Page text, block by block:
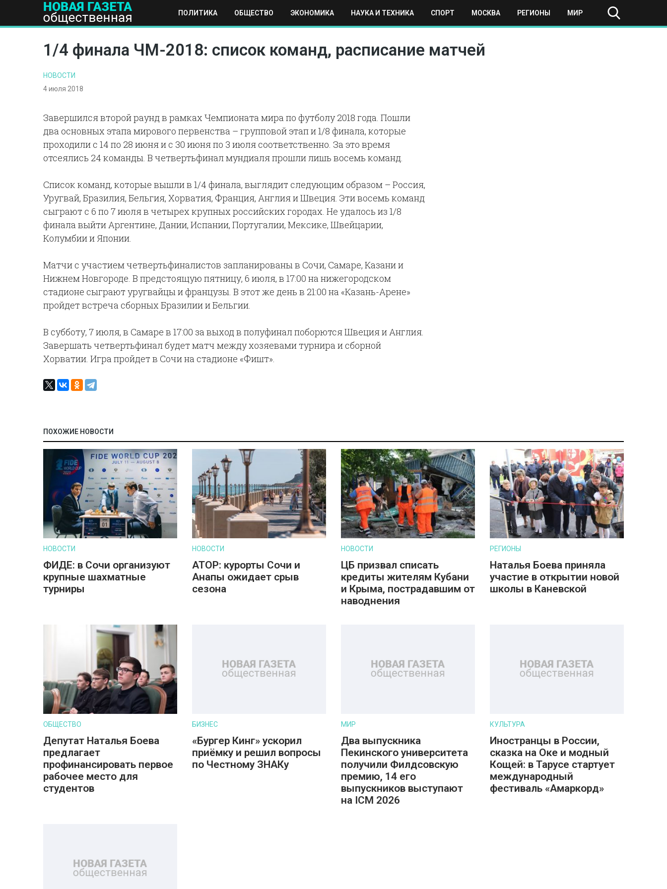
ПОЛИТИКА ОБЩЕСТВО ЭКОНОМИКА НАУКА И ТЕХНИКА СПОРТ МОСКВА РЕГИОНЫ МИР
ПОЛИТИКА ОБЩЕСТВО ЭКОНОМИКА НАУКА И ТЕХНИКА СПОРТ МОСКВА РЕГИОНЫ МИР
1/4 финала ЧМ-2018: список команд, расписание матчей
НОВОСТИ
4 июля 2018
Завершился второй раунд в рамках Чемпионата мира по футболу 2018 года. Пошли
два основных этапа мирового первенства – групповой этап и 1/8 финала, которые
проходили с 14 по 28 июня и с 30 июня по 3 июля соответственно. За это время
отсеялись 24 команды. В четвертьфинал мундиаля прошли лишь восемь команд.
Список команд, которые вышли в 1/4 финала, выглядит следующим образом – Россия,
Уругвай, Бразилия, Бельгия, Хорватия, Франция, Англия и Швеция. Эти восемь команд
сыграют с 6 по 7 июля в четырех крупных российских городах. Не удалось из 1/8
финала выйти Аргентине, Дании, Испании, Португалии, Мексике, Швейцарии,
Колумбии и Японии.
Матчи с участием четвертьфиналистов запланированы в Сочи, Самаре, Казани и
Нижнем Новгороде. В предстоящую пятницу, 6 июля, в 17:00 на нижегородском
стадионе сыграют уругвайцы и французы. В этот же день в 21:00 на «Казань-Арене»
пройдет встреча сборных Бразилии и Бельгии.
В субботу, 7 июля, в Самаре в 17:00 за выход в полуфинал поборются Швеция и Англия.
Завершать четвертьфинал будет матч между хозяевами турнира и сборной
Хорватии. Игра пройдет в Сочи на стадионе «Фишт».
ПОХОЖИЕ НОВОСТИ
НОВОСТИ
ФИДЕ: в Сочи организуют
крупные шахматные
турниры
НОВОСТИ
АТОР: курорты Сочи и
Анапы ожидает срыв
сезона
НОВОСТИ
ЦБ призвал списать
кредиты жителям Кубани
и Крыма, пострадавшим от
наводнения
РЕГИОНЫ
Наталья Боева приняла
участие в открытии новой
школы в Каневской
ОБЩЕСТВО
Депутат Наталья Боева
предлагает
профинансировать первое
рабочее место для
студентов
БИЗНЕС
«Бургер Кинг» ускорил
приёмку и решил вопросы
по Честному ЗНАКу
МИР
Два выпускника
Пекинского университета
получили Филдсовскую
премию, 14 его
выпускников выступают
на ICM 2026
КУЛЬТУРА
Иностранцы в России,
сказка на Оке и модный
Кощей: в Тарусе стартует
международный
фестиваль «Амаркорд»